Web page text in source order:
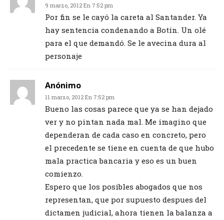
9 marzo, 2012 En 7:52 pm
Por fin se le cayó la careta al Santander. Ya
hay sentencia condenando a Botín. Un olé
para el que demandó. Se le avecina dura al
personaje
Anónimo
11 marzo, 2012 En 7:52 pm
Bueno las cosas parece que ya se han dejado
ver y no pintan nada mal. Me imagino que
dependeran de cada caso en concreto, pero
el precedente se tiene en cuenta de que hubo
mala practica bancaria y eso es un buen
comienzo.
Espero que los posibles abogados que nos
representan, que por supuesto despues del
dictamen judicial, ahora tienen la balanza a